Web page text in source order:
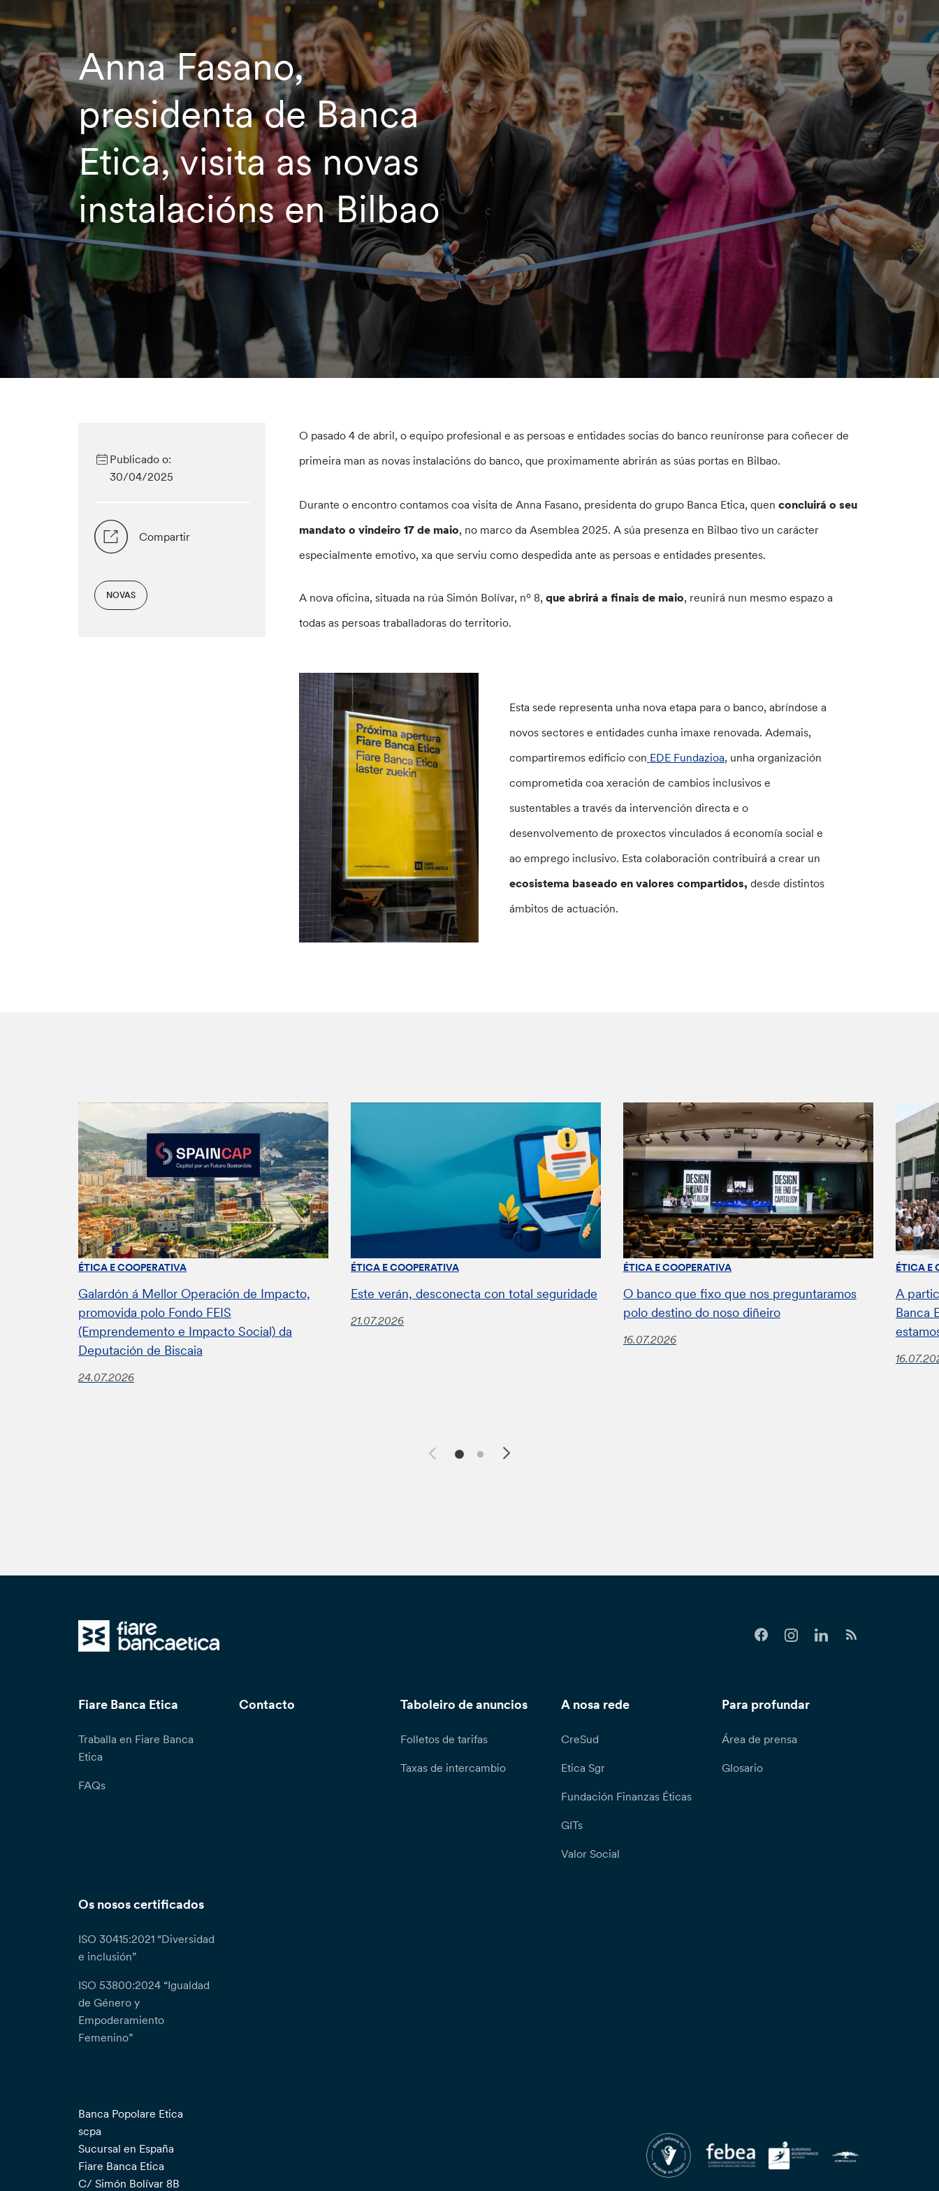
Anna Fasano,
presidenta de Banca
Etica, visita as novas
instalacións en Bilbao
Publicado o:
30/04/2025
Compartir
NOVAS
O pasado 4 de abril, o equipo profesional e as persoas e entidades socias do banco reuníronse para coñecer de
primeira man as novas instalacións do banco, que proximamente abrirán as súas portas en Bilbao.
Durante o encontro contamos coa visita de Anna Fasano, presidenta do grupo Banca Etica, quenconcluirá o seu
mandato o vindeiro 17 de maio, no marco da Asemblea 2025. A súa presenza en Bilbao tivo un carácter
especialmente emotivo, xa que serviu como despedida ante as persoas e entidades presentes.
A nova oficina, situada na rúa Simón Bolívar, nº 8,que abrirá a finais de maio, reunirá nun mesmo espazo a
todas as persoas traballadoras do territorio.
Esta sede representa unha nova etapa para o banco, abríndose a
novos sectores e entidades cunha imaxe renovada. Ademais,
compartiremos edificio con EDE Fundazioa, unha organización
comprometida coa xeración de cambios inclusivos e
sustentables a través da intervención directa e o
desenvolvemento de proxectos vinculados á economía social e
ao emprego inclusivo. Esta colaboración contribuirá a crear un
ecosistema baseado en valores compartidos, desde distintos
ámbitos de actuación.
ÉTICA E COOPERATIVA
Galardón á Mellor Operación de Impacto,
promovida polo Fondo FEIS
(Emprendemento e Impacto Social) da
Deputación de Biscaia
24.07.2026
ÉTICA E COOPERATIVA
Este verán, desconecta con total seguridade
21.07.2026
ÉTICA E COOPERATIVA
O banco que fixo que nos preguntaramos
polo destino do noso diñeiro
16.07.2026
ÉTICA E
A
Banca
Fiare Banca Etica
Traballa en Fiare Banca
Etica
FAQs
Contacto Taboleiro de anuncios
Folletos de tarifas
Taxas de intercambio
A nosa rede
CreSud
Etica Sgr
Fundación Finanzas Éticas
GITs
Valor Social
Para profundar
Área de prensa
Glosario
Os nosos certificados
ISO 30415:2021 “Diversidad
e inclusión”
ISO 53800:2024 “Igualdad
de Género y
Empoderamiento
Femenino”
Banca Popolare Etica
scpa
Sucursal en España
Fiare Banca Etica
C/ Simón Bolívar 8B